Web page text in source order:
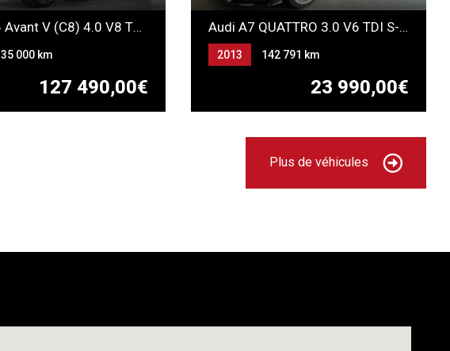
Audi RS6 Avant V (C8) 4.0 V8 TFSI 630ch Performance Quattro
127 490,00€
35 000 km
Audi A7 QUATTRO 3.0 V6 TDI S-Line
23 990,00€
2013
142 791 km
Plus de véhicules